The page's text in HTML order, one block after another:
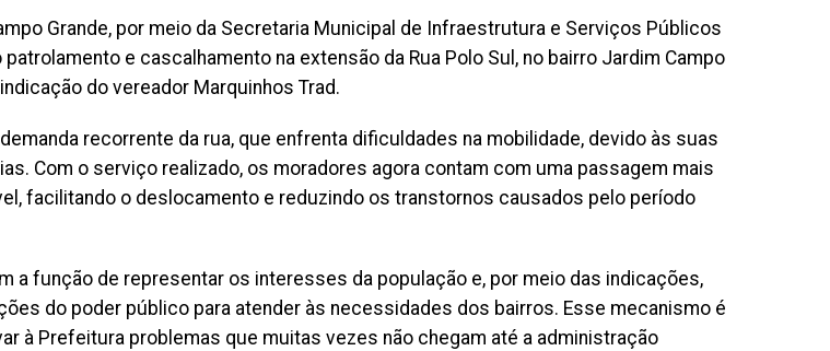
Grande, por meio da Secretaria Municipal de Infraestrutura e Serviços Públicos
e cascalhamento na extensão da Rua Polo Sul, no bairro Jardim Campo
do vereador Marquinhos Trad.
recorrente da rua, que enfrenta dificuldades na mobilidade, devido às suas
Com o serviço realizado, os moradores agora contam com uma passagem mais
facilitando o deslocamento e reduzindo os transtornos causados pelo período
a função de representar os interesses da população e, por meio das indicações,
do poder público para atender às necessidades dos bairros. Esse mecanismo é
à Prefeitura problemas que muitas vezes não chegam até a administração